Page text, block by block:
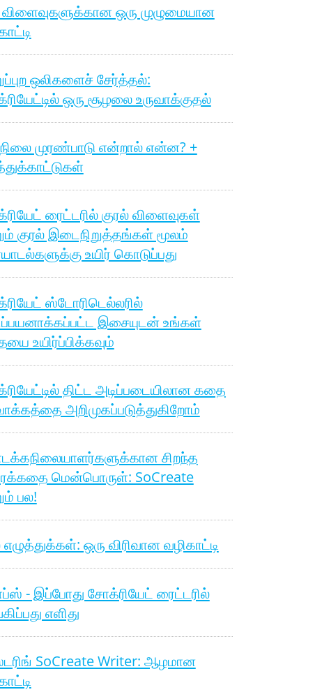
விளைவுகளுக்கான ஒரு முழுமையான
ஒலிகளைச் சேர்த்தல்:
ஒரு சூழலை உருவாக்குதல்
முரண்பாடு என்றால் என்ன? +
ரைட்டரில் குரல் விளைவுகள்
குரல் இடைநிறுத்தங்கள் மூலம்
உயிர் கொடுப்பது
ஸ்டோரிடெல்லரில்
இசையுடன் உங்கள்
உயிர்ப்பிக்கவும்
திட்ட அடிப்படையிலான கதை
அறிமுகப்படுத்துகிறோம்
சிறந்த
மென்பொருள்: SoCreate
பல!
ஒரு விரிவான வழிகாட்டி
- இப்போது சோக்ரியேட் ரைட்டரில்
எளிது
SoCreate Writer: ஆழமான